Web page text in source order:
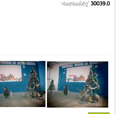
Վարկանիշ՝ 30039.0